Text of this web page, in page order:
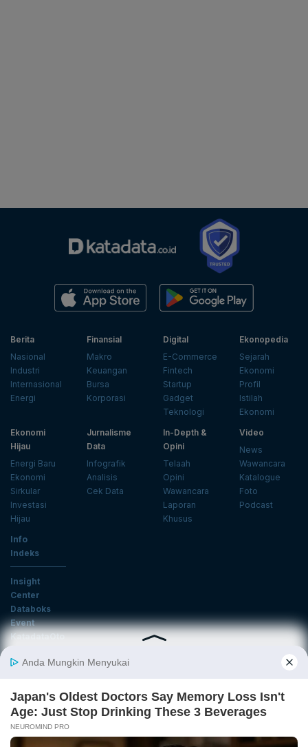
Berita
Nasional
Industri
Internasional
Energi
Finansial
Makro
Keuangan
Bursa
Korporasi
Digital
E-Commerce
Fintech
Startup
Gadget
Teknologi
Ekonopedia
Sejarah
Ekonomi
Profil
Istilah
Ekonomi
Ekonomi
Hijau
Energi Baru
Ekonomi
Sirkular
Investasi
Hijau
Jurnalisme
Data
Infografik
Analisis
Cek Data
In-Depth &
Opini
Telaah
Opini
Wawancara
Laporan
Khusus
Video
News
Wawancara
Katalogue
Foto
Podcast
Info
Indeks
Insight
Center
Databoks
Event
KatadataOto
Email
Daftar